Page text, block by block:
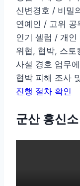
신변경호 / 비밀
연예인 / 고위 공
인기 셀럽 / 개인
위협, 협박, 스토
사설 경호 업무
협박 피해 조사
진행 절차 확인
군산 흥신소